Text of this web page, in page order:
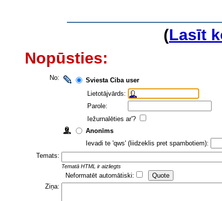
(Lasīt
Nopūsties:
No:
Sviesta Ciba user
Lietotājvārds:
Parole:
Iežurnalēties ar'?
Anonīms
Ievadi te 'qws' (liidzeklis pret spambotiem):
Temats:
Tematā HTML ir aizliegts
Neformatēt automātiski:
Ziņa: